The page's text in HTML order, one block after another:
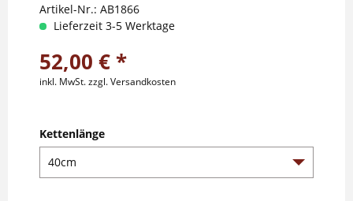
Artikel-Nr.: AB1866
Lieferzeit 3-5 Werktage
52,00 € *
inkl. MwSt.zzgl. Versandkosten
Kettenlänge